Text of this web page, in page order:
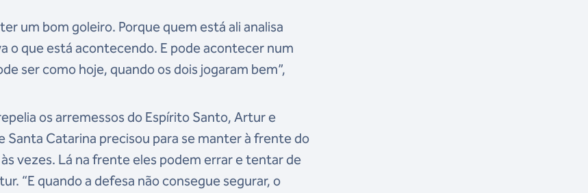
um bom goleiro. Porque quem está ali analisa
o que está acontecendo. E pode acontecer num
ser como hoje, quando os dois jogaram bem”,
os arremessos do Espírito Santo, Artur e
Santa Catarina precisou para se manter à frente do
vezes. Lá na frente eles podem errar e tentar de
“E quando a defesa não consegue segurar, o